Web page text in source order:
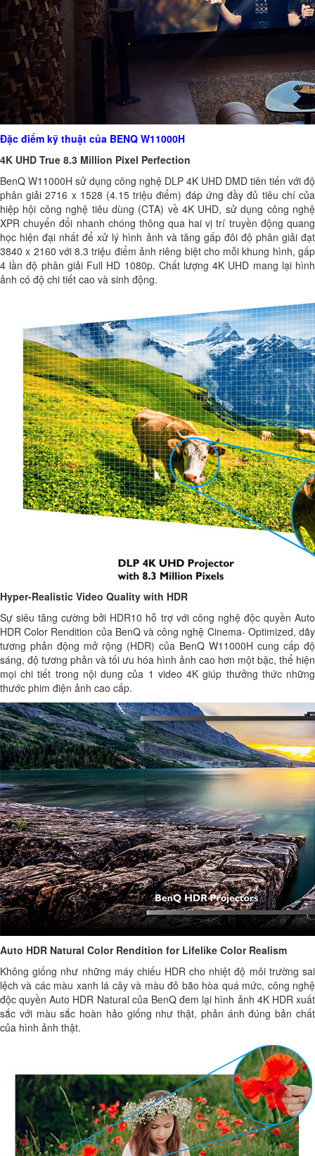
Đặc điểm kỹ thuật của BENQ W11000H
4K UHD True 8.3 Million Pixel Perfection
BenQ W11000H sử dụng công nghệ DLP 4K UHD DMD tiên tiến với độ
phân giải 2716 x 1528 (4.15 triệu điểm) đáp ứng đầy đủ tiêu chí của
hiệp hội công nghệ tiêu dùng (CTA) về 4K UHD, sử dụng công nghệ
XPR chuyển đổi nhanh chóng thông qua hai vị trí truyền động quang
học hiện đại nhất để xử lý hình ảnh và tăng gấp đôi độ phân giải đạt
3840 x 2160 với 8.3 triệu điểm ảnh riêng biệt cho mỗi khung hình, gấp
4 lần độ phân giải Full HD 1080p. Chất lượng 4K UHD mang lại hình
ảnh có độ chi tiết cao và sinh động.
Hyper-Realistic Video Quality with HDR
Sự siêu tăng cường bởi HDR10 hỗ trợ với công nghệ độc quyền Auto
HDR Color Rendition của BenQ và công nghệ Cinema- Optimized, dãy
tương phản động mở rộng (HDR) của BenQ W11000H cung cấp độ
sáng, độ tương phản và tối ưu hóa hình ảnh cao hơn một bậc, thể hiện
mọi chi tiết trong nội dung của 1 video 4K giúp thưởng thức những
thước phim điện ảnh cao cấp.
Auto HDR Natural Color Rendition for Lifelike Color Realism
Không giống như những máy chiếu HDR cho nhiệt độ môi trường sai
lệch và các màu xanh lá cây và màu đỏ bão hòa quá mức, công nghệ
độc quyền Auto HDR Natural của BenQ đem lại hình ảnh 4K HDR xuất
sắc với màu sắc hoàn hảo giống như thật, phản ánh đúng bản chất
của hình ảnh thật.